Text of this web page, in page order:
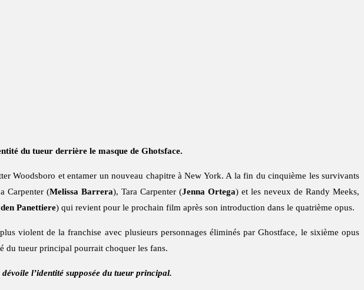
du tueur derrière le masque de Ghotsface.
Woodsboro et entamer un nouveau chapitre à New York. A la fin du cinquième les survivants
Carpenter (Melissa Barrera), Tara Carpenter (Jenna Ortega) et les neveux de Randy Meeks,
Panettiere) qui revient pour le prochain film après son introduction dans le quatrième opus.
violent de la franchise avec plusieurs personnages éliminés par Ghostface, le sixième opus
du tueur principal pourrait choquer les fans.
l’identité supposée du tueur principal.